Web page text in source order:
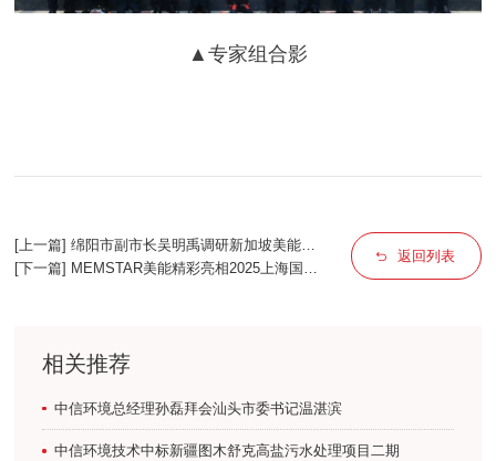
▲ 专家组合影
[上一篇] 绵阳市副市长吴明禹调研新加坡美能总
部
[下一篇] MEMSTAR美能精彩亮相2025上海国际
返回列表
相关推荐
中信环境总经理孙磊拜会汕头市委书记温湛滨
中信环境技术中标新疆图木舒克高盐污水处理项目二期